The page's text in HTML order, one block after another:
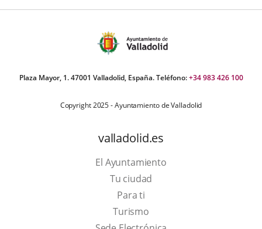
Plaza Mayor, 1. 47001 Valladolid, España. Teléfono:+34 983 426 100
Copyright 2025 - Ayuntamiento de Valladolid
valladolid.es
El Ayuntamiento
Tu ciudad
Para ti
TurismoThis